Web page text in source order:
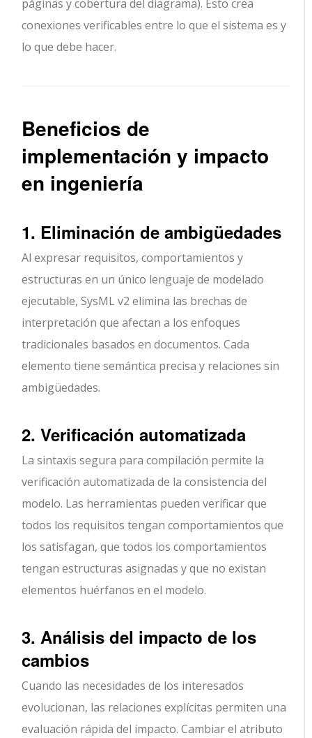
páginas y cobertura del diagrama). Esto crea
conexiones verificables entre lo que el sistema es y
lo que debe hacer.
Beneficios de
implementación y impacto
en ingeniería
1. Eliminación de ambigüedades
Al expresar requisitos, comportamientos y
estructuras en un único lenguaje de modelado
ejecutable, SysML v2 elimina las brechas de
interpretación que afectan a los enfoques
tradicionales basados en documentos. Cada
elemento tiene semántica precisa y relaciones sin
ambigüedades.
2. Verificación automatizada
La sintaxis segura para compilación permite la
verificación automatizada de la consistencia del
modelo. Las herramientas pueden verificar que
todos los requisitos tengan comportamientos que
los satisfagan, que todos los comportamientos
tengan estructuras asignadas y que no existan
elementos huérfanos en el modelo.
3. Análisis del impacto de los
cambios
Cuando las necesidades de los interesados
evolucionan, las relaciones explícitas permiten una
evaluación rápida del impacto. Cambiar el atributo